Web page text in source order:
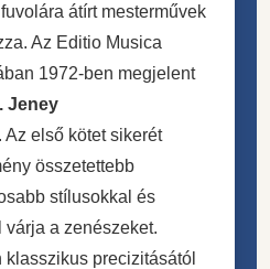
átírt mesterművek
Az Editio Musica
1972-ben megjelent
Jeney
Az első kötet sikerét
összetettebb
stílusokkal és
a zenészeket.
precizitásától